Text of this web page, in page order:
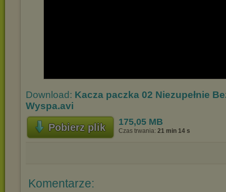
Download: Kacza paczka 02 Niezupełnie
Wyspa.avi
Pobierz plik 175,05 MB
Czas trwania: 21 min 14 s
Komentarze: